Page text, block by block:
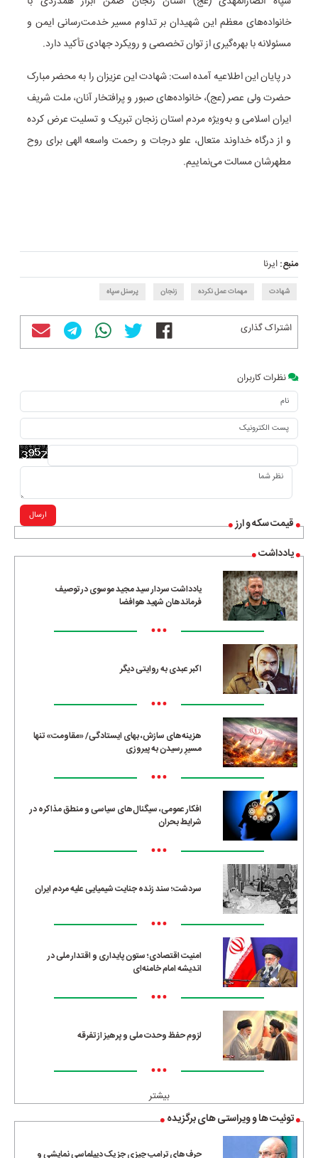
قیمت سکه و ارز
یادداشت
یادداشت سردار سید مجید موسوی در توصیف
فرماندهان شهید هوافضا
•••
اکبر عبدی به روایتی دیگر
•••
هزینه‌های سازش، بهای ایستادگی/ «مقاومت» تنها
مسیرِ رسیدن به پیروزی
•••
افکار عمومی، سیگنال‌های سیاسی و منطق مذاکره در
شرایط بحران
•••
سردشت؛ سند زنده جنایت شیمیایی علیه مردم ایران
•••
امنیت اقتصادی؛ ستون پایداری و اقتدار ملی در
اندیشه امام خامنه‌ای
•••
لزوم حفظ وحدت ملی و پرهیز از تفرقه
•••
بیشتر
توئیت ها و ویراستی های برگزیده
حرف‌های ترامپ چیزی جز یک دیپلماسی نمایشی و
خانواده‌های معظم این شهیدان بر تداوم مسیر خدمت‌رسانی ایمن و
مسئولانه با بهره‌گیری از توان تخصصی و رویکرد جهادی تأکید دارد.
در پایان این اطلاعیه آمده است: شهادت این عزیزان را به محضر مبارک
حضرت ولی عصر (عج)، خانواده‌های صبور و پرافتخار آنان، ملت شریف
ایران اسلامی و به‌ویژه مردم استان زنجان تبریک و تسلیت عرض کرده
و از درگاه خداوند متعال، علو درجات و رحمت واسعه الهی برای روح
مطهرشان مسالت می‌نماییم.
منبع:ایرنا
شهادت مهمات عمل نکرده زنجان پرسنل سپاه
اشتراک گذاری
نظرات کاربران
ارسال